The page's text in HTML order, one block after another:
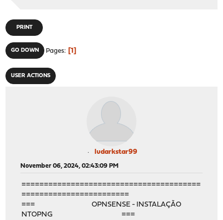
PRINT
GO DOWN Pages 1
USER ACTIONS
ludarkstar99
November 06, 2024, 02:43:09 PM
========================================
========================
=== OPNSENSE - INSTALAÇÃO
NTOPNG ===